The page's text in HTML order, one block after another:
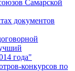
Самарской
документов
года"
конкурсов по